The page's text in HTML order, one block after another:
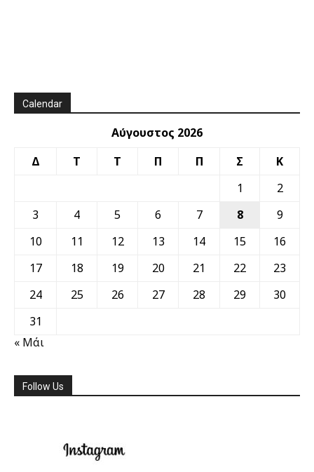
Calendar
Αύγουστος 2026
Δ
Τ Τ Π Π Σ
Κ
1
2
3
4 5 6 7 8
9
10
11 12 13 14 15
16
17
18 19 20 21 22
23
24
25 26 27 28 29
30
31
« Μάι
Follow Us